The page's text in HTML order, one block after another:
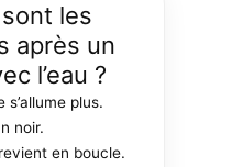
les
après un
l’eau ?
s’allume plus.
noir.
en boucle.